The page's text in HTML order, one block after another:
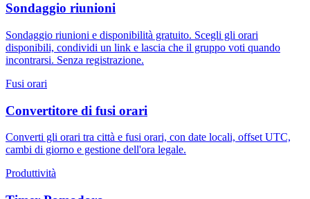
Sondaggio riunioni
Sondaggio riunioni e disponibilità gratuito. Scegli gli orari
disponibili, condividi un link e lascia che il gruppo voti quando
incontrarsi. Senza registrazione.
Fusi orari
Convertitore di fusi orari
Converti gli orari tra città e fusi orari, con date locali, offset UTC,
cambi di giorno e gestione dell'ora legale.
Produttività